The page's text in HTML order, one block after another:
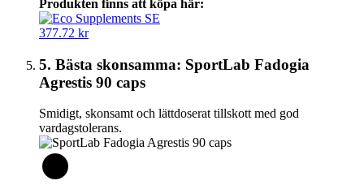
Produkten finns att köpa här:
377.72 kr
5. Bästa skonsamma: SportLab Fadogia
Agrestis 90 caps
Smidigt, skonsamt och lättdoserat tillskott med god
vardagstolerans.